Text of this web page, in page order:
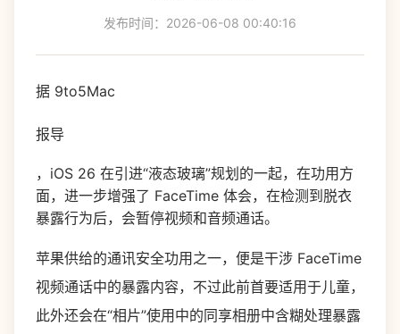
发布时间：2026-06-08 00:40:16
据 9to5Mac
报导
，iOS 26 在引进“液态玻璃”规划的一起，在功用方
面，进一步增强了 FaceTime 体会，在检测到脱衣
暴露行为后，会暂停视频和音频通话。
苹果供给的通讯安全功用之一，便是干涉 FaceTime
视频通话中的暴露内容，不过此前首要适用于儿童，
此外还会在“相片”使用中的同享相册中含糊处理暴露